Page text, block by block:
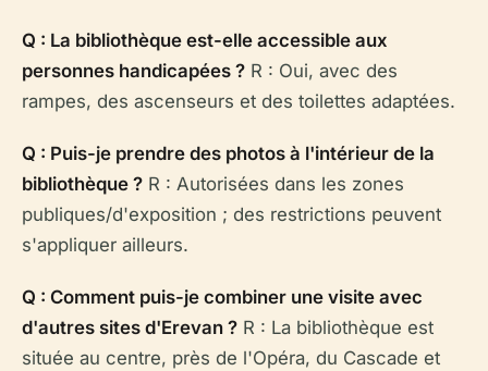
Q : La bibliothèque est-elle accessible aux
personnes handicapées ? R : Oui, avec des
rampes, des ascenseurs et des toilettes adaptées.
Q : Puis-je prendre des photos à l'intérieur de la
bibliothèque ? R : Autorisées dans les zones
publiques/d'exposition ; des restrictions peuvent
s'appliquer ailleurs.
Q : Comment puis-je combiner une visite avec
d'autres sites d'Erevan ? R : La bibliothèque est
située au centre, près de l'Opéra, du Cascade et